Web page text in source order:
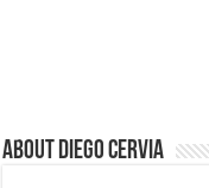
About Diego Cervia